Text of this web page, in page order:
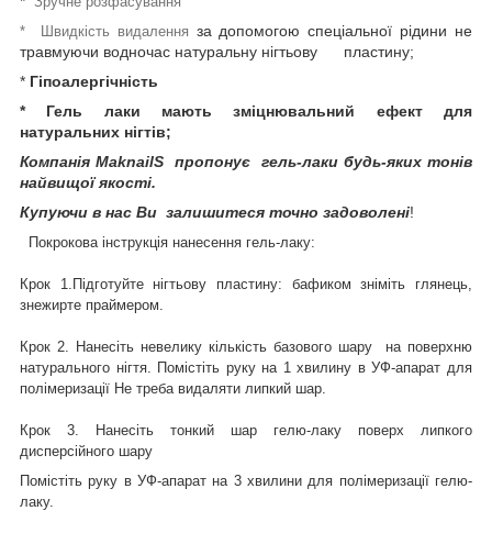
* Швидкість видалення за допомогою спеціальної рідини не
травмуючи водночас натуральну нігтьову пластину;
* Гіпоалергічність
* Гель лаки мають зміцнювальний ефект для
натуральних нігтів;
Компанія MaknailS пропонує гель-лаки будь-яких тонів
найвищої якості.
Купуючи в нас Ви залишитеся точно задоволені!
Покрокова інструкція нанесення гель-лаку:
Крок 1.Підготуйте нігтьову пластину: бафиком зніміть глянець,
знежирте праймером.
Крок 2. Нанесіть невелику кількість базового шару на поверхню
натурального нігтя. Помістіть руку на 1 хвилину в УФ-апарат для
полімеризації Не треба видаляти липкий шар.
Крок 3. Нанесіть тонкий шар гелю-лаку поверх липкого
дисперсійного шару
Помістіть руку в УФ-апарат на 3 хвилини для полімеризації гелю-
лаку.